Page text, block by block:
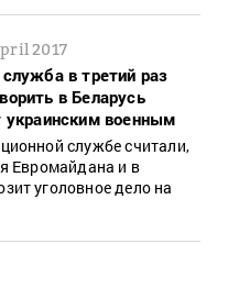
2017
в третий раз
в Беларусь
украинским военным
службе считали,
Евромайдана и в
уголовное дело на